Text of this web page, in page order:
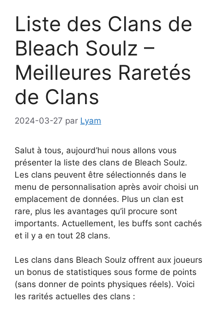
Liste des Clans de
Bleach Soulz –
Meilleures Raretés
de Clans
2024-03-27 par Lyam
Salut à tous, aujourd’hui nous allons vous
présenter la liste des clans de Bleach Soulz.
Les clans peuvent être sélectionnés dans le
menu de personnalisation après avoir choisi un
emplacement de données. Plus un clan est
rare, plus les avantages qu’il procure sont
importants. Actuellement, les buffs sont cachés
et il y a en tout 28 clans.
Les clans dans Bleach Soulz offrent aux joueurs
un bonus de statistiques sous forme de points
(sans donner de points physiques réels). Voici
les rarités actuelles des clans :